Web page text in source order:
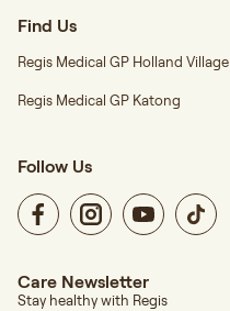
Find Us
Regis Medical GP Holland Village
Regis Medical GP Katong
Follow Us
Care Newsletter
Stay healthy with Regis